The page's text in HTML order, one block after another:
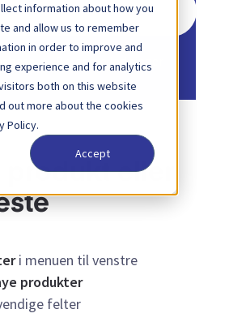
information about how you
and allow us to remember
in order to improve and
experience and for analytics
both on this website
out more about the cookies
Policy.
Accept
Brugervejledninger
produkt eller
i menuen til venstre
produkter
felter